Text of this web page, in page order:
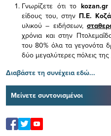
Γνωρίζετε ότι το kozan.gr
είδους του, στην Π.Ε.
υλικού – ειδήσεων,
χρόνια και στην
του 80% όλα τα γεγονότα
δύο μεγαλύτερες πόλεις
Διαβάστε τη συνέχεια εδώ...
Μείνετε συντονισμένοι